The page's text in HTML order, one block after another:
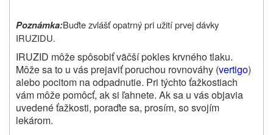
Poznámka:Buďte zvlášť opatrný pri užití prvej dávky
IRUZIDU.
IRUZID môže spôsobiť väčší pokles krvného tlaku.
Môže sa to u vás prejaviť poruchou rovnováhy (vertigo)
alebo pocitom na odpadnutie. Pri týchto ťažkostiach
vám môže pomôcť, ak si ľahnete. Ak sa u vás objavia
uvedené ťažkosti, poraďte sa, prosím, so svojím
lekárom.